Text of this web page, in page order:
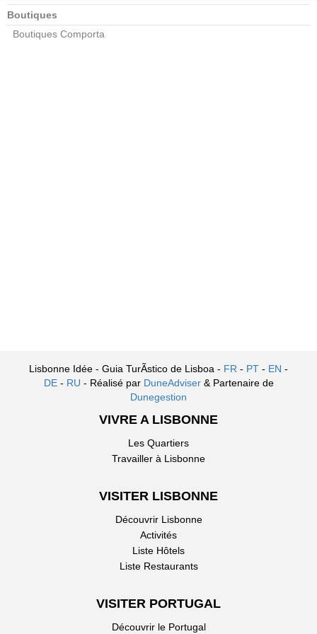
Boutiques
Boutiques Comporta
Lisbonne Idée - Guia TurÃ­stico de Lisboa - FR - PT - EN -
DE- RU - Réalisé par DuneAdviser & Partenaire de
Dunegestion
VIVRE A LISBONNE
Les Quartiers
Travailler à Lisbonne
VISITER LISBONNE
Découvrir Lisbonne
Activités
Liste Hôtels
Liste Restaurants
VISITER PORTUGAL
Découvrir le Portugal